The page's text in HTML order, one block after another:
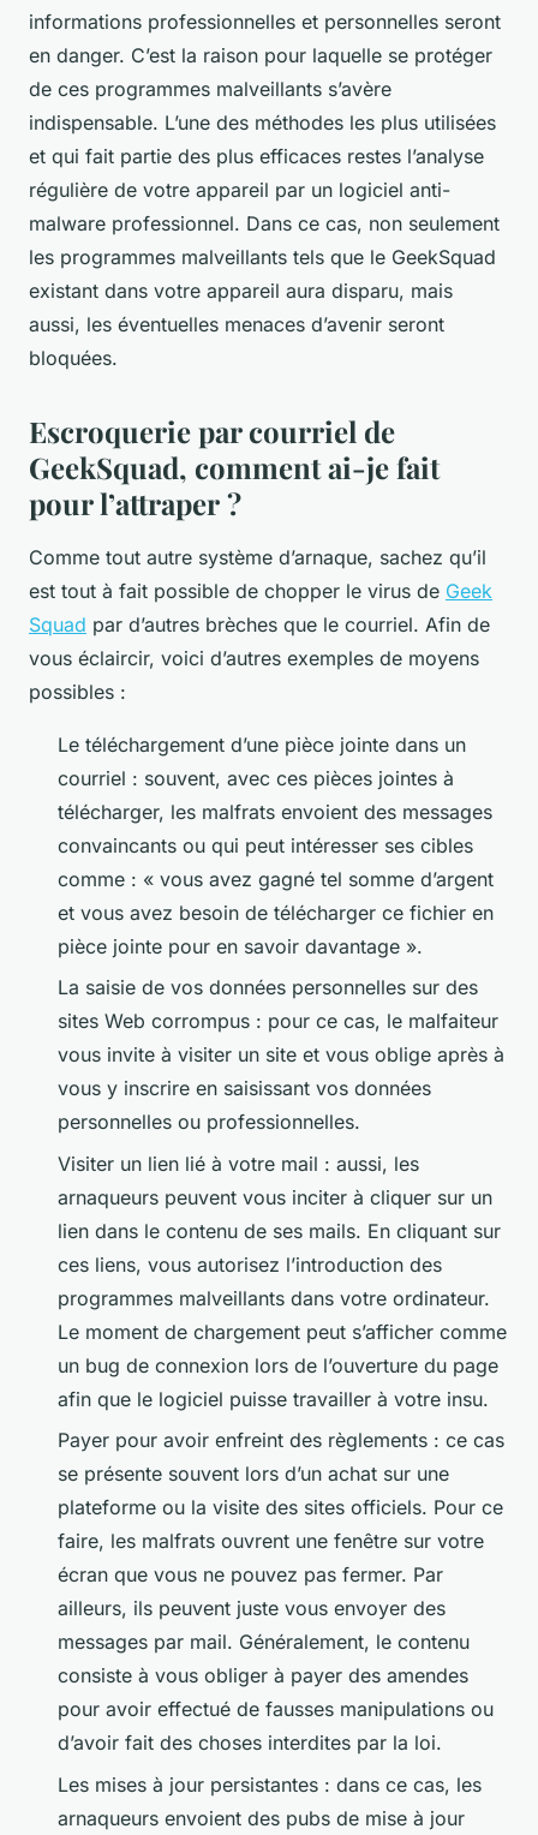
informations professionnelles et personnelles seront
en danger. C’est la raison pour laquelle se protéger
de ces programmes malveillants s’avère
indispensable. L’une des méthodes les plus utilisées
et qui fait partie des plus efficaces restes l’analyse
régulière de votre appareil par un logiciel anti-
malware professionnel. Dans ce cas, non seulement
les programmes malveillants tels que le GeekSquad
existant dans votre appareil aura disparu, mais
aussi, les éventuelles menaces d’avenir seront
bloquées.
Escroquerie par courriel de
GeekSquad, comment ai-je fait
pour l’attraper ?
Comme tout autre système d’arnaque, sachez qu’il
est tout à fait possible de chopper le virus de Geek
Squad par d’autres brèches que le courriel. Afin de
vous éclaircir, voici d’autres exemples de moyens
possibles :
Le téléchargement d’une pièce jointe dans un
courriel : souvent, avec ces pièces jointes à
télécharger, les malfrats envoient des messages
convaincants ou qui peut intéresser ses cibles
comme : « vous avez gagné tel somme d’argent
et vous avez besoin de télécharger ce fichier en
pièce jointe pour en savoir davantage ».
La saisie de vos données personnelles sur des
sites Web corrompus : pour ce cas, le malfaiteur
vous invite à visiter un site et vous oblige après à
vous y inscrire en saisissant vos données
personnelles ou professionnelles.
Visiter un lien lié à votre mail : aussi, les
arnaqueurs peuvent vous inciter à cliquer sur un
lien dans le contenu de ses mails. En cliquant sur
ces liens, vous autorisez l’introduction des
programmes malveillants dans votre ordinateur.
Le moment de chargement peut s’afficher comme
un bug de connexion lors de l’ouverture du page
afin que le logiciel puisse travailler à votre insu.
Payer pour avoir enfreint des règlements : ce cas
se présente souvent lors d’un achat sur une
plateforme ou la visite des sites officiels. Pour ce
faire, les malfrats ouvrent une fenêtre sur votre
écran que vous ne pouvez pas fermer. Par
ailleurs, ils peuvent juste vous envoyer des
messages par mail. Généralement, le contenu
consiste à vous obliger à payer des amendes
pour avoir effectué de fausses manipulations ou
d’avoir fait des choses interdites par la loi.
Les mises à jour persistantes : dans ce cas, les
arnaqueurs envoient des pubs de mise à jour